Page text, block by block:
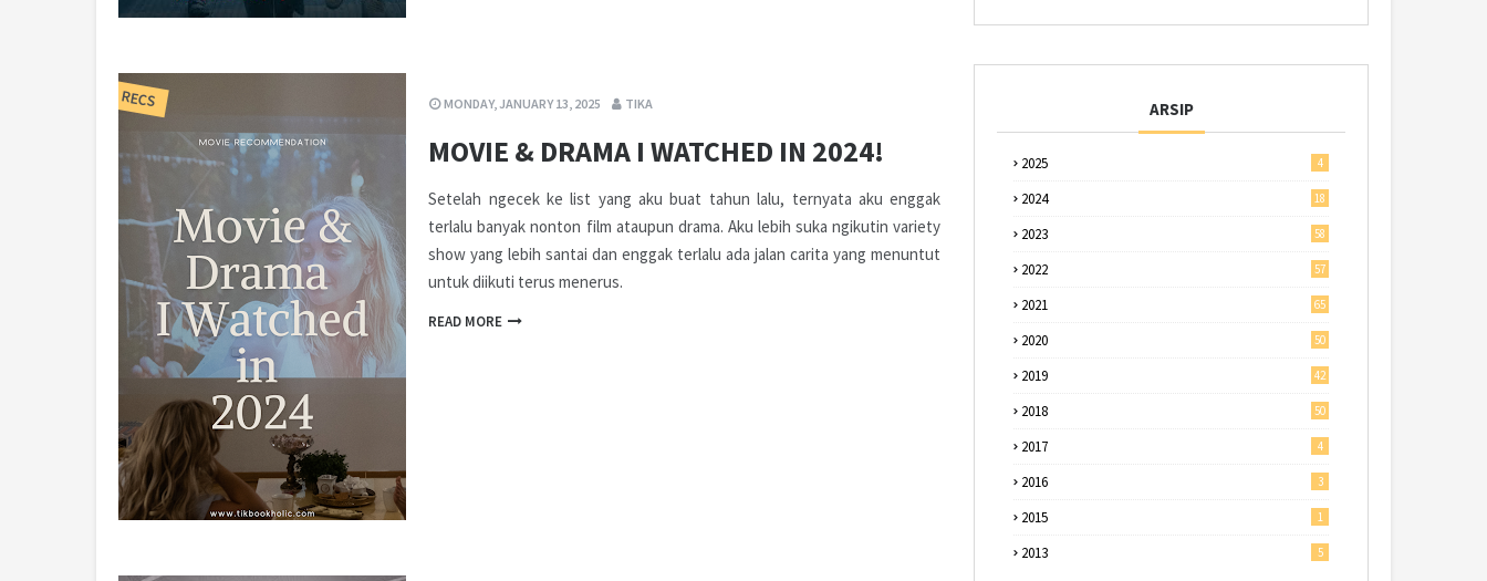
RECS MONDAY, JANUARY 13, 2025 TIKA
MOVIE & DRAMA I WATCHED IN 2024!
Setelah ngecek ke list yang aku buat tahun lalu, ternyata aku enggak
terlalu banyak nonton film ataupun drama. Aku lebih suka ngikutin variety
show yang lebih santai dan enggak terlalu ada jalan carita yang menuntut
untuk diikuti terus menerus.
READ MORE
ARSIP
2025 4
2024 18
2023 58
2022 57
2021 65
2020 50
2019 42
2018 50
2017 4
2016 3
2015 1
2013 5